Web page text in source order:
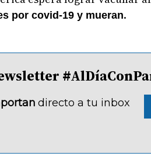
por covid-19 y mueran.
directo a tu inbox